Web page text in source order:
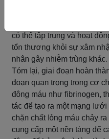
cấp một nền tảng để các
đông máu khác, các tế
có thể tập trung và hoạt
tổn thương khỏi sự xâm
nhân gây nhiễm trùng khác.
Tóm lại, giai đoạn hoàn
đoạn quan trọng trong cơ
đông máu như fibrinogen,
tác để tạo ra một mạng
chặn chất lỏng máu chảy
cung cấp một nền tảng để